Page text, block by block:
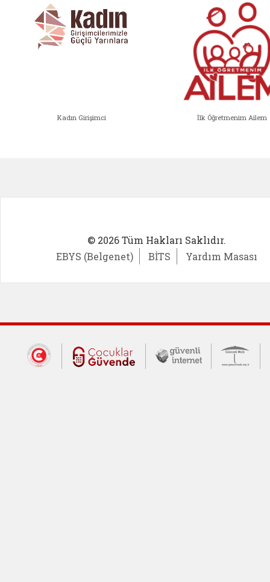
Kadın Girişimci İlk Öğretmenim Ailem
© 2026 Tüm Hakları Saklıdır.
EBYS (Belgenet)
BİTS Yardım Masası
Dış Bağlantılar
Cumhurbaşkanlığı İletişim Merkezi
Çocuklar Güvende (yeni
Güvenli